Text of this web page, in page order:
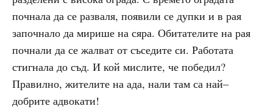
почнала да се разваля, появили се дупки и в рая
започнало да мирише на сяра. Обитателите на рая
почнали да се жалват от съседите си. Работата
стигнала до съд. И кой мислите, че победил?
Правилно, жителите на ада, нали там са най–
добрите адвокати!